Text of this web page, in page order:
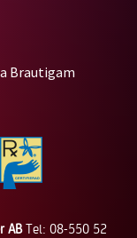
Brautigam
ABTel: 08-550 52